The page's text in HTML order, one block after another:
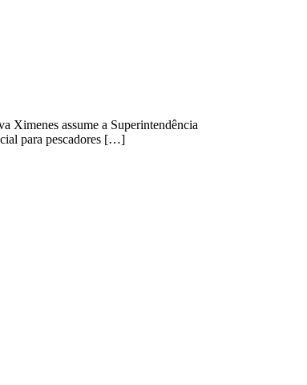
Ximenes assume a Superintendência
para pescadores […]